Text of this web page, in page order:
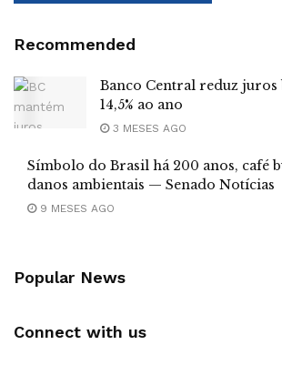
Recommended
Banco Central reduz juros
14,5% ao ano
3 MESES AGO
Símbolo do Brasil há 200 anos, café
danos ambientais — Senado Notícias
9 MESES AGO
Popular News
Connect with us